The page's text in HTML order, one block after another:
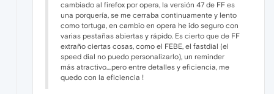
cambiado al firefox por opera, la versión 47 de FF es
una porquería, se me cerraba continuamente y lento
como tortuga, en cambio en opera he ido seguro con
varias pestañas abiertas y rápido. Es cierto que de FF
extraño ciertas cosas, como el FEBE, el fastdial (el
speed dial no puedo personalizarlo), un reminder
más atractivo....pero entre detalles y eficiencia, me
quedo con la eficiencia !